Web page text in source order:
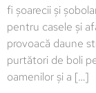
fi șoarecii și
pentru casele și
provoacă daune
purtători de boli
oamenilor și a […]